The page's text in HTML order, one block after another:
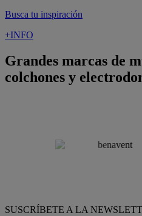
Busca tu inspiración
+INFO
Grandes marcas de
colchones y
SUSCRÍBETE A LA